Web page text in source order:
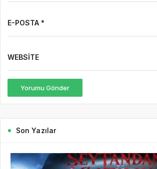
E-POSTA *
WEBSITE
Yorumu Gönder
Son Yazılar